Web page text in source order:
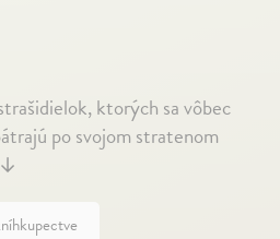
ktorých sa vôbec
po svojom stratenom
↓